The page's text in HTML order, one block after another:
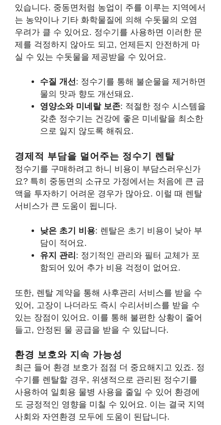
있습니다. 중동면처럼 농업이 주를 이루는 지역에서
는 농약이나 기타 화학물질에 의해 수돗물의 오염
우려가 클 수 있어요. 정수기를 사용하면 이러한 문
제를 걱정하지 않아도 되고, 언제든지 안전하게 마
실 수 있는 수돗물을 제공받을 수 있어요.
수질 개선: 정수기를 통해 불순물을 제거하면
물의 맛과 향도 개선돼요.
영양소와 미네랄 보존: 적절한 정수 시스템을
갖춘 정수기는 건강에 좋은 미네랄을 최소한
으로 잃지 않도록 해줘요.
경제적 부담을 덜어주는 정수기 렌탈
정수기를 구매하려고 하니 비용이 부담스러우신가
요? 특히 중동면의 소규모 가정에서는 처음에 큰 금
액을 투자하기 어려운 경우가 많아요. 이럴 때 렌탈
서비스가 큰 도움이 됩니다.
낮은 초기 비용: 렌탈은 초기 비용이 낮아 부
담이 적어요.
유지 관리 : 정기적인 관리와 필터 교체가 포
함되어 있어 추가 비용 걱정이 없어요.
또한, 렌탈 계약을 통해 사후관리 서비스를 받을 수
있어, 고장이 나더라도 즉시 수리서비스를 받을 수
있는 장점이 있어요. 이를 통해 불편한 상황이 줄어
들고, 안정된 물 공급을 받을 수 있답니다.
환경 보호와 지속 가능성
최근 들어 환경 보호가 점점 더 중요해지고 있죠. 정
수기를 렌탈할 경우, 위생적으로 관리된 정수기를
사용하여 일회용 물병 사용을 줄일 수 있어 환경에
도 긍정적인 영향을 미칠 수 있어요. 이는 결국 지역
사회와 자연환경 모두에 도움이 된답니다.